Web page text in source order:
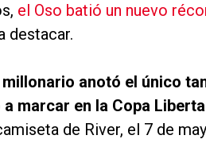
el Oso batió un nuevo
destacar.
anotó el único
marcar en la Copa
de River, el 7 de